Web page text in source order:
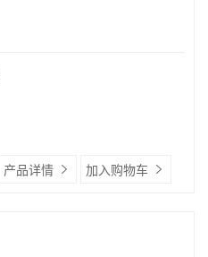
产品详情 加入购物车